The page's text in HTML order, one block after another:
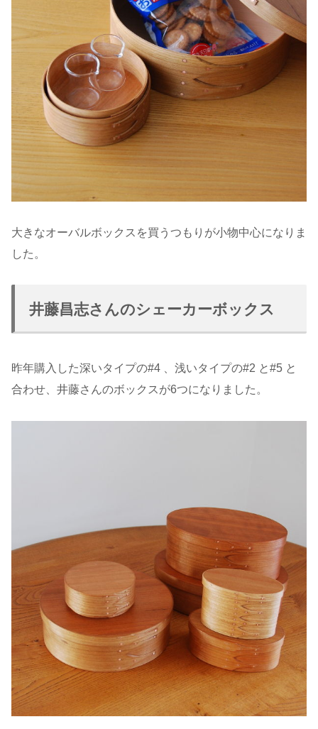
大きなオーバルボックスを買うつもりが小物中心になりま
した。
井藤昌志さんのシェーカーボックス
昨年購入した深いタイプの#4 、浅いタイプの#2 と#5 と
合わせ、井藤さんのボックスが6つになりました。